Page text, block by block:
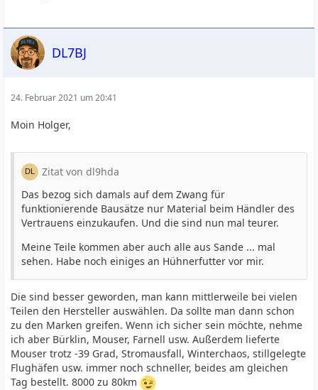
DL7BJ
24. Februar 2021 um 20:41
Moin Holger,
Zitat von dl9hda
Das bezog sich damals auf dem Zwang für
funktionierende Bausätze nur Material beim Händler des
Vertrauens einzukaufen. Und die sind nun mal teurer.
Meine Teile kommen aber auch alle aus Sande ... mal
sehen. Habe noch einiges an Hühnerfutter vor mir.
Die sind besser geworden, man kann mittlerweile bei vielen
Teilen den Hersteller auswählen. Da sollte man dann schon
zu den Marken greifen. Wenn ich sicher sein möchte, nehme
ich aber Bürklin, Mouser, Farnell usw. Außerdem lieferte
Mouser trotz -39 Grad, Stromausfall, Winterchaos, stillgelegte
Flughäfen usw. immer noch schneller, beides am gleichen
Tag bestellt. 8000 zu 80km